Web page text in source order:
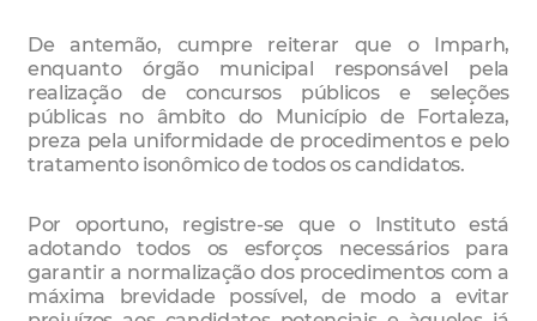
De antemão, cumpre reiterar que o Imparh,
enquanto órgão municipal responsável pela
realização de concursos públicos e seleções
públicas no âmbito do Município de Fortaleza,
preza pela uniformidade de procedimentos e pelo
tratamento isonômico de todos os candidatos.
Por oportuno, registre-se que o Instituto está
adotando todos os esforços necessários para
garantir a normalização dos procedimentos com a
máxima brevidade possível, de modo a evitar